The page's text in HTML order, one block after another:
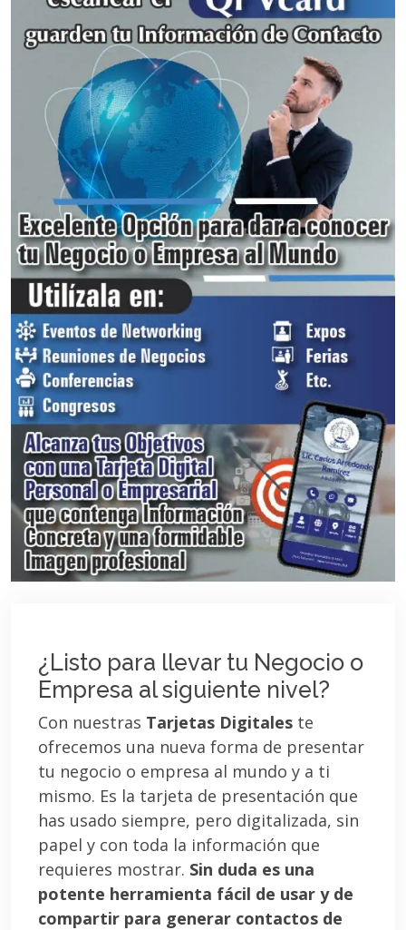
¿Listo para llevar tu Negocio o
Empresa al siguiente nivel?
Con nuestras Tarjetas Digitales te
ofrecemos una nueva forma de presentar
tu negocio o empresa al mundo y a ti
mismo. Es la tarjeta de presentación que
has usado siempre, pero digitalizada, sin
papel y con toda la información que
requieres mostrar. Sin duda es una
potente herramienta fácil de usar y de
compartir para generar contactos de